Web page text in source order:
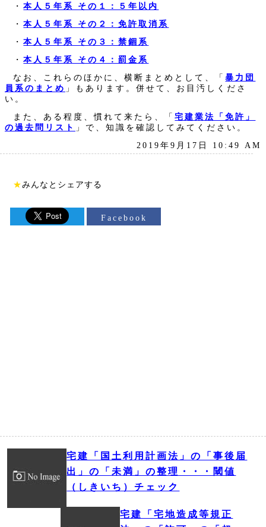
・本人５年系 その１：５年以内
・本人５年系 その２：免許取消系
・本人５年系 その３：禁錮系
・本人５年系 その４：罰金系
なお、これらのほかに、横断まとめとして、「暴力団
員系のまとめ 」もあります。併せて、お目汚しくださ
い。
また、ある程度、慣れて来たら、「宅建業法「免許」
の過去問リスト
」で、知識を確認してみてください。
2019年9月17日 10:49 AM
★みんなとシェアする
Facebook
宅建「国土利用計画法」の「事後届
出」の「未満」の整理・・・閾値
（しきいち）チェック
宅建「宅地造成等規正